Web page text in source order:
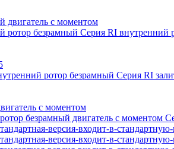
двигатель с моментом
Серия RI внутренний
Серия RI
с моментом
версия-входит-в-
версия-входит-в-